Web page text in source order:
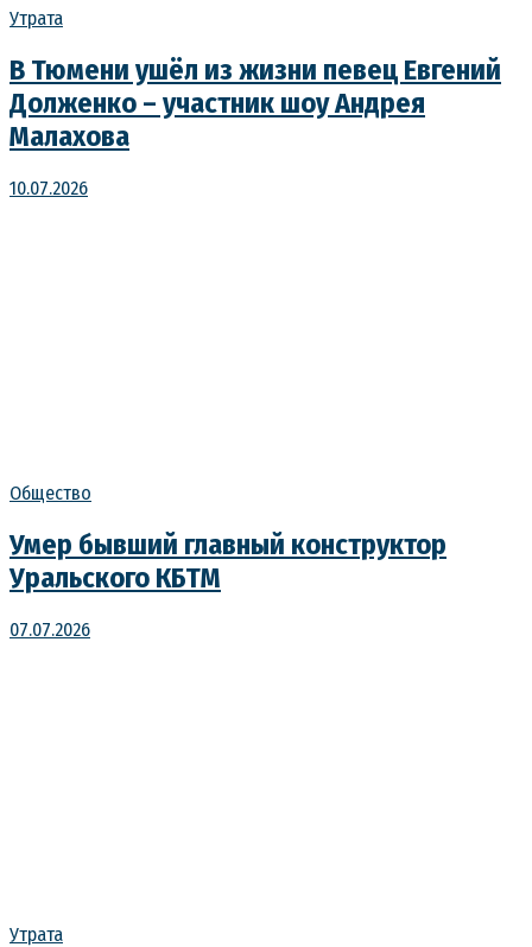
Утрата
В Тюмени ушёл из жизни певец Евгений
Долженко – участник шоу Андрея
Малахова
10.07.2026
Общество
Умер бывший главный конструктор
Уральского КБТМ
07.07.2026
Утрата